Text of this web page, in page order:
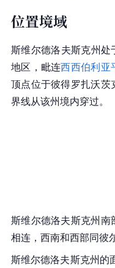
位置境域
斯维尔德洛夫斯克州
地区，毗连西西伯利亚
顶点位于彼得罗扎沃茨
界线从该州境内穿过。
斯维尔德洛夫斯克州南
相连，西南和西部同彼
斯维尔德洛夫斯克州的